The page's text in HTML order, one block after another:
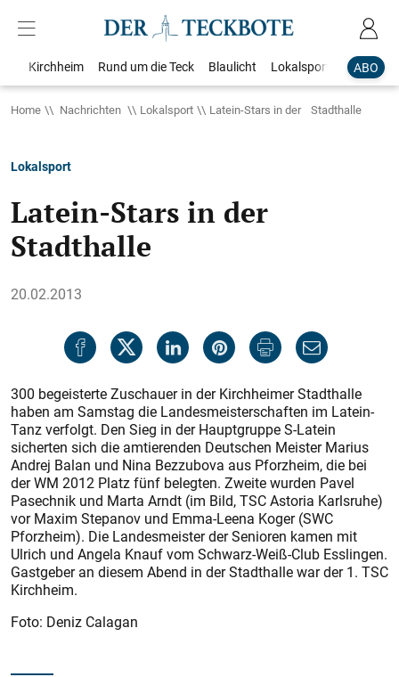
ABO
Kirchheim Rund um die Teck Blaulicht Lokalsport
Home Nachrichten Lokalsport Latein-Stars in der Stadthalle
Lokalsport
Latein-Stars in der
Stadthalle
20.02.2013
300 begeisterte Zuschauer in der Kirchheimer Stadthalle
haben am Samstag die Landesmeisterschaften im Latein-
Tanz verfolgt. Den Sieg in der Hauptgruppe S-Latein
sicherten sich die amtierenden Deutschen Meister Marius
Andrej Balan und Nina Bezzubova aus Pforzheim, die bei
der WM 2012 Platz fünf belegten. Zweite wurden Pavel
Pasechnik und Marta Arndt (im Bild, TSC Astoria Karlsruhe)
vor Maxim Stepanov und Emma-Leena Koger (SWC
Pforzheim). Die Landesmeister der Senioren kamen mit
Ulrich und Angela Knauf vom Schwarz-Weiß-Club Esslingen.
Gastgeber an diesem Abend in der Stadthalle war der 1. TSC
Kirchheim.
Foto: Deniz Calagan